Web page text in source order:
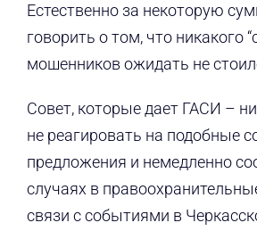
Естественно за некоторую
говорить о том, что никакого
мошенников ожидать не
Совет, которые дает ГАСИ –
не реагировать на подобные
предложения и немедленно
случаях в
связи с событиями в